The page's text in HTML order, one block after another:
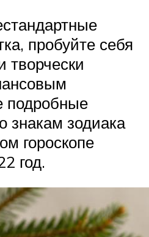
пробуйте себя
творчески
подробные
знакам зодиака
гороскопе
год.